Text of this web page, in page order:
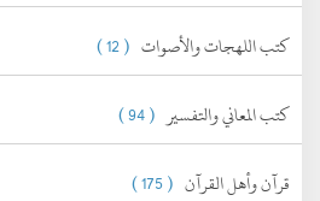
كتب اللهجات والأصوات ( 12 )
كتب المعاني والتفسير ( 94 )
قرآن وأهل القرآن ( 175 )